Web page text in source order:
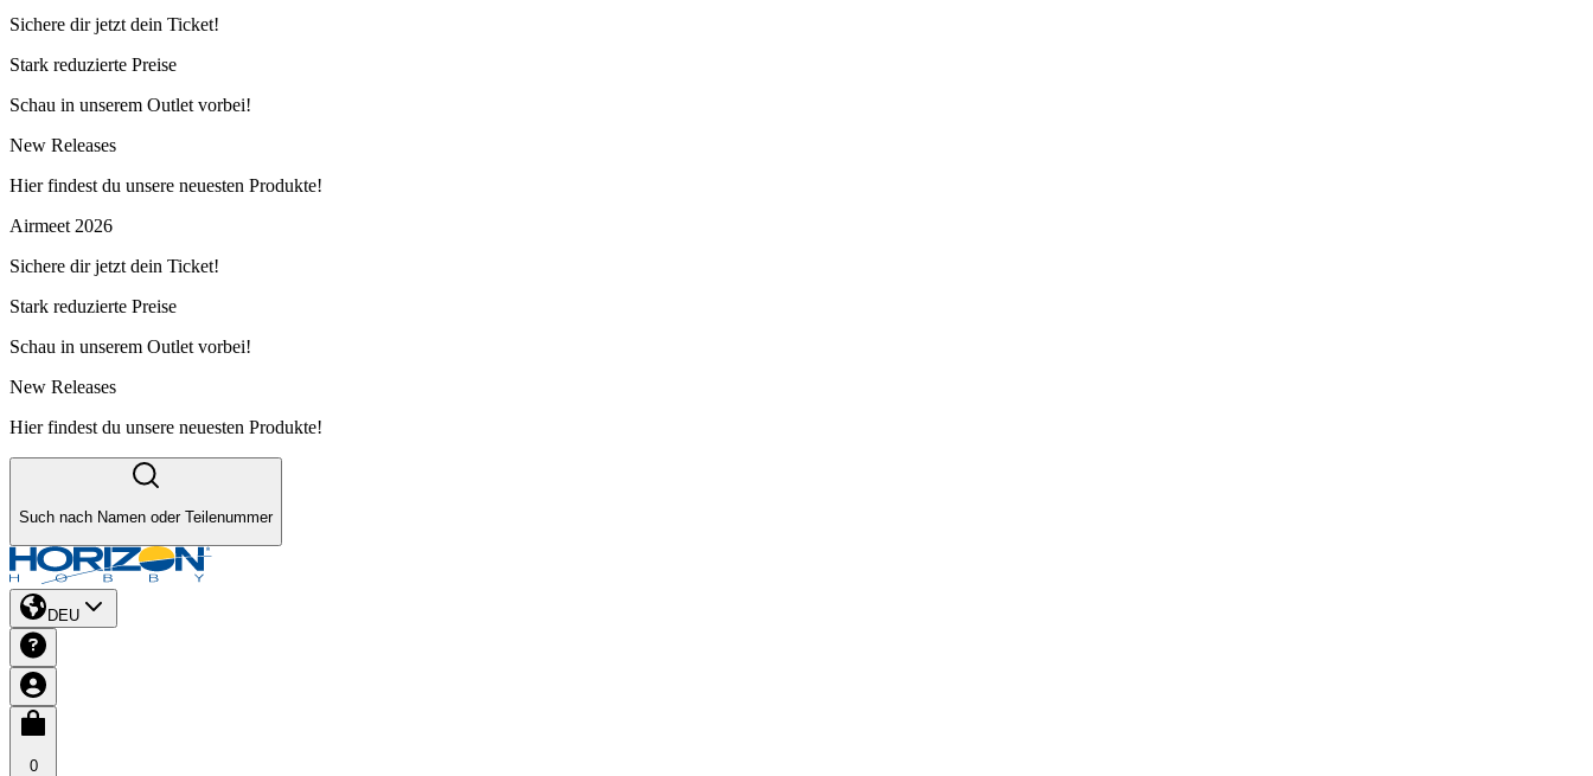
Sichere dir jetzt dein Ticket!
Stark reduzierte Preise
Schau in unserem Outlet vorbei!
New Releases
Hier findest du unsere neuesten Produkte!
Airmeet 2026
Sichere dir jetzt dein Ticket!
Stark reduzierte Preise
Schau in unserem Outlet vorbei!
New Releases
Hier findest du unsere neuesten Produkte!
Such nach Namen oder Teilenummer
DEU
0